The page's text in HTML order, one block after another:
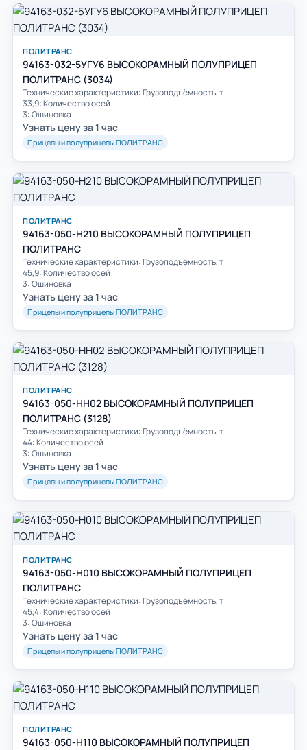
ПОЛИТРАНС
94163-032-5УГУ6 ВЫСОКОРАМНЫЙ ПОЛУПРИЦЕП
ПОЛИТРАНС (3034)
Технические характеристики: Грузоподъёмность, т
33,9: Количество осей
3: Ошиновка
Узнать цену за 1 час
Прицепы и полуприцепы ПОЛИТРАНС
ПОЛИТРАНС
94163-050-H210 ВЫСОКОРАМНЫЙ ПОЛУПРИЦЕП
ПОЛИТРАНС
Технические характеристики: Грузоподъёмность, т
45,9: Количество осей
3: Ошиновка
Узнать цену за 1 час
Прицепы и полуприцепы ПОЛИТРАНС
ПОЛИТРАНС
94163-050-HH02 ВЫСОКОРАМНЫЙ ПОЛУПРИЦЕП
ПОЛИТРАНС (3128)
Технические характеристики: Грузоподъёмность, т
44: Количество осей
3: Ошиновка
Узнать цену за 1 час
Прицепы и полуприцепы ПОЛИТРАНС
ПОЛИТРАНС
94163-050-Н010 ВЫСОКОРАМНЫЙ ПОЛУПРИЦЕП
ПОЛИТРАНС
Технические характеристики: Грузоподъёмность, т
45,4: Количество осей
3: Ошиновка
Узнать цену за 1 час
Прицепы и полуприцепы ПОЛИТРАНС
ПОЛИТРАНС
94163-050-Н110 ВЫСОКОРАМНЫЙ ПОЛУПРИЦЕП